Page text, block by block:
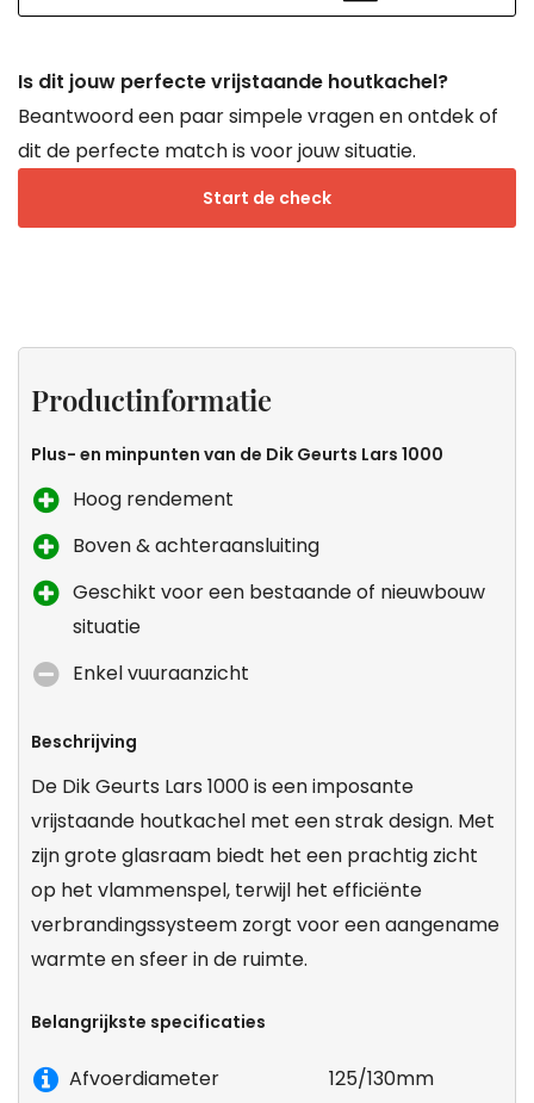
Is dit jouw perfecte vrijstaande houtkachel?
Beantwoord een paar simpele vragen en ontdek of
dit de perfecte match is voor jouw situatie.
Start de check
Productinformatie
Plus- en minpunten van de Dik Geurts Lars 1000
Hoog rendement
Boven & achteraansluiting
Geschikt voor een bestaande of nieuwbouw
situatie
Enkel vuuraanzicht
Beschrijving
De Dik Geurts Lars 1000 is een imposante
vrijstaande houtkachel met een strak design. Met
zijn grote glasraam biedt het een prachtig zicht
op het vlammenspel, terwijl het efficiënte
verbrandingssysteem zorgt voor een aangename
warmte en sfeer in de ruimte.
Belangrijkste specificaties
Afvoerdiameter 125/130mm